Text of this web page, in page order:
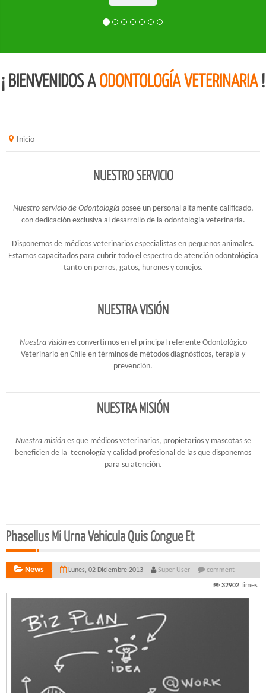
¡ BIENVENIDOS AODONTOLOGÍA VETERINARIA!
Inicio
NUESTRO SERVICIO
Nuestro servicio de Odontologíaposee un personal altamente calificado,
con dedicación exclusiva al desarrollo de la odontología veterinaria.
Disponemos de médicos veterinarios especialistas en pequeños animales.
Estamos capacitados para cubrir todo el espectro de atención odontológica
tanto en perros, gatos, hurones y conejos.
NUESTRA VISIÓN
Nuestra visiónes convertirnos en el principal referente Odontológico
Veterinario en Chile en términos de métodos diagnósticos, terapia y
prevención.
NUESTRA MISIÓN
Nuestra misiónes que médicos veterinarios, propietarios y mascotas se
beneficien de la tecnología y calidad profesional de las que disponemos
para su atención.
Phasellus Mi Urna Vehicula Quis Congue Et
News Lunes, 02 Diciembre 2013 Super User comment
32902 times